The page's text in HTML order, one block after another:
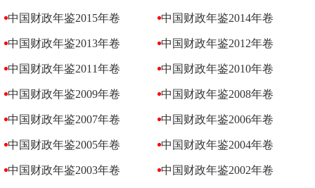
中国财政年鉴2015年卷 中国财政年鉴2014年卷
中国财政年鉴2013年卷 中国财政年鉴2012年卷
中国财政年鉴2011年卷 中国财政年鉴2010年卷
中国财政年鉴2009年卷 中国财政年鉴2008年卷
中国财政年鉴2007年卷 中国财政年鉴2006年卷
中国财政年鉴2005年卷 中国财政年鉴2004年卷
中国财政年鉴2003年卷 中国财政年鉴2002年卷